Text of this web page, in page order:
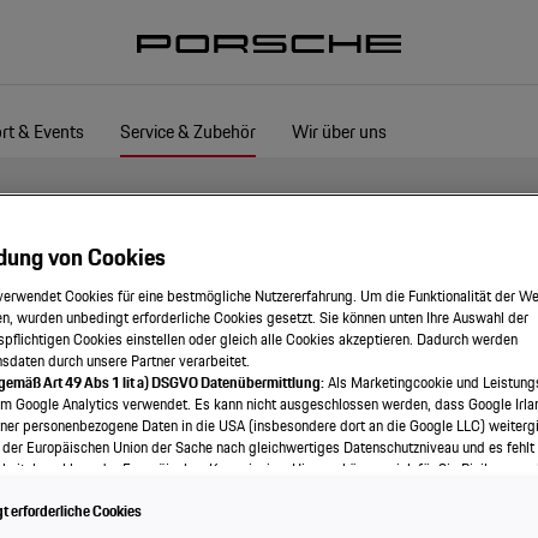
& Events Service & Zubehör Wir über uns
von Cookies
Cookies für eine bestmögliche Nutzererfahrung. Um die Funktionalität der
wurden unbedingt erforderliche Cookies gesetzt. Sie können unten Ihre Auswahl der
Cookies einstellen oder gleich alle Cookies akzeptieren. Dadurch werden
durch unsere Partner verarbeitet.
Art 49 Abs 1 lit a) DSGVO Datenübermittlung:Als Marketingcookie und
Google Analytics verwendet. Es kann nicht ausgeschlossen werden, dass Google
personenbezogene Daten in die USA (insbesondere dort an die Google LLC)
Europäischen Union der Sache nach gleichwertiges Datenschutzniveau und es
der Europäischen Kommission. Hieraus können sich für Sie Risiken
weil nicht ausgeschlossen werden kann, dass aufgrund aktueller Gesetze US-
erforderliche Cookies